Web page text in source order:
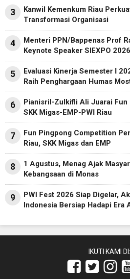
3
Kanwil Kemenkum Riau
Transformasi Organisasi
4
Menteri PPN/Bappenas Prof
Keynote Speaker SIEXPO
5
Evaluasi Kinerja Semester I
Raih Penghargaan Humas
6
Pianisril-Zulkifli Ali Juarai
SKK Migas-EMP-PWI Riau
7
Fun Pingpong Competition
Riau, SKK Migas dan EMP
8
1 Agustus, Menag Ajak
Kebangsaan di Monas
9
PWI Fest 2026 Siap Digelar,
Indonesia Bersiap Hadapi Era
IKUTI KAMI DI: